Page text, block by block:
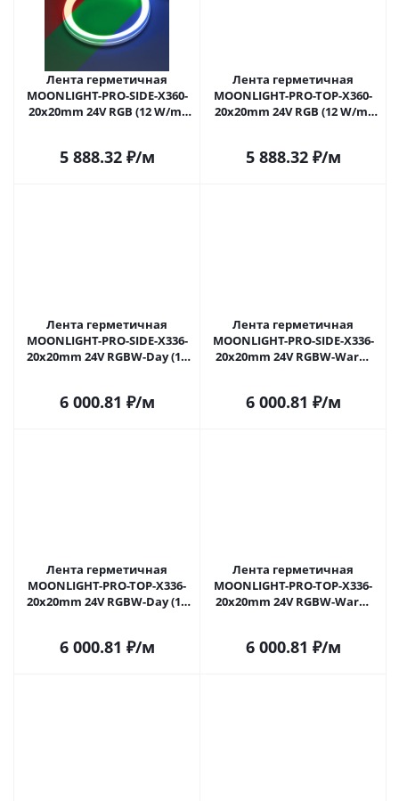
Лента герметичная
MOONLIGHT-PRO-SIDE-X360-
20x20mm 24V RGB (12 W/m,
5 888.32₽/м
Лента герметичная
MOONLIGHT-PRO-TOP-X360-
20x20mm 24V RGB (12 W/m,
5 888.32₽/м
Лента герметичная
MOONLIGHT-PRO-SIDE-X336-
20x20mm 24V RGBW-Day (12
лет)
6 000.81 ₽/м
Лента герметичная
MOONLIGHT-PRO-SIDE-X336-
20x20mm 24V RGBW-Warm
лет)
6 000.81 ₽/м
Лента герметичная
MOONLIGHT-PRO-TOP-X336-
20x20mm 24V RGBW-Day (12
лет)
6 000.81 ₽/м
Лента герметичная
MOONLIGHT-PRO-TOP-X336-
20x20mm 24V RGBW-Warm
лет)
6 000.81 ₽/м